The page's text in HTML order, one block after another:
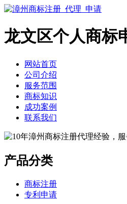
龙文区个人商标
网站首页
公司介绍
服务范围
商标知识
成功案例
联系我们
产品分类
商标注册
专利申请